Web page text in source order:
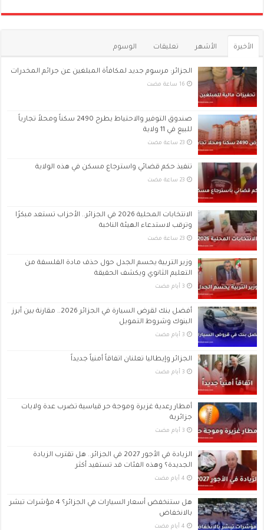
الأخيرة الأشهر تعليقات الوسوم
الجزائر: مرسوم جديد لمكافأة المبلغين عن جرائم المخدرات
صندوق التوفير والاحتياط يطرح 2490 سكناً ومحلاً تجارياً
للبيع في 11 ولاية
تنفيذ حكم قضائي واسترجاع مسكن في هذه الولاية
الانتخابات المحلية 2026 في الجزائر.. الأحزاب تستعد مبكرًا
وترقب لاستدعاء الهيئة الناخبة
وزير التربية يحسم الجدل حول حذف مادة الفلسفة من
التعليم الثانوي ويكشف الحقيقة
أفضل بنك لقرض السيارة في الجزائر 2026.. مقارنة بين أبرز
البنوك وشروط التمويل
الجزائر وإيطاليا تعلنان اتفاقاً أمنياً جديداً
أمطار رعدية غزيرة وموجة حر قياسية تضرب عدة ولايات
جزائرية
الزيادة في الأجور 2027 في الجزائر.. هل تقترب الزيادة
الجديدة؟ وهذه الفئات قد تستفيد أكثر
هل ستنخفض أسعار السيارات في الجزائر؟ 4 مؤشرات تبشر
بالانخفاض